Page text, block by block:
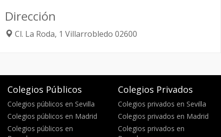
Dirección
Cl. La Roda, 1 Villarrobledo 02600
Colegios Públicos
Colegios públicos en Sevilla
Colegios públicos en Madrid
Colegios públicos en
Colegios Privados
Colegios privados en Sevilla
Colegios privados en Madrid
Colegios privados en